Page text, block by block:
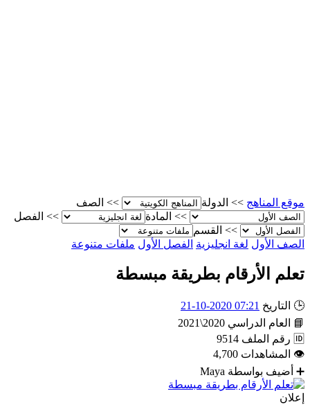
موقع المناهج >> الدولة >>
الصف
>>
المادة >>
الفصل
>>
القسم
الصف الأول لغة انجليزية الفصل الأول ملفات متنوعة
تعلم الأرقام بطريقة مبسطة
🕒 التاريخ 07:21 2020-10-21
📘
العام الدراسي 2020\2021
🆔 رقم الملف 9514
👁
المشاهدات 4,700
➕
أضيف بواسطة Maya
إعلان